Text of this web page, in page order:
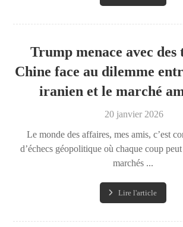
Trump menace avec
Chine face au dilemme
iranien et le marché
20 janvier 2026
Le monde des affaires, mes amis, c’est
d’échecs géopolitique où chaque coup
marchés ...
Lire l'article